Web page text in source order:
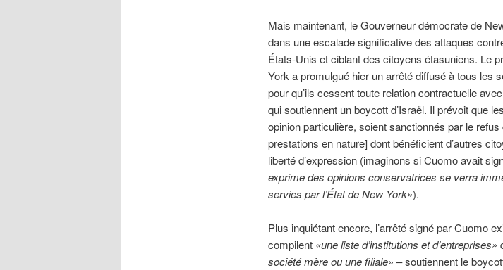
Mais maintenant, le Gouverneur démocrate de
dans une escalade significative des attaques
États-Unis et ciblant des citoyens étasuniens. Le
York a promulgué hier un arrêté diffusé à tous les
pour qu’ils cessent toute relation contractuelle
qui soutiennent un boycott d’Israël. Il prévoit que
opinion particulière, soient sanctionnés par le
prestations en nature] dont bénéficient d’autres
liberté d’expression (imaginons si Cuomo avait
exprime des opinions conservatrices se verra
servies par l’État de New York»).
Plus inquiétant encore, l’arrêté signé par Cuomo
compilent «une liste d’institutions et d’entreprises»
société mère ou une filiale» – soutiennent le